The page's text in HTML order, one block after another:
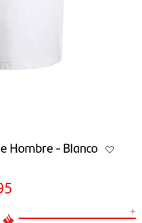
Hombre - Blanco
+